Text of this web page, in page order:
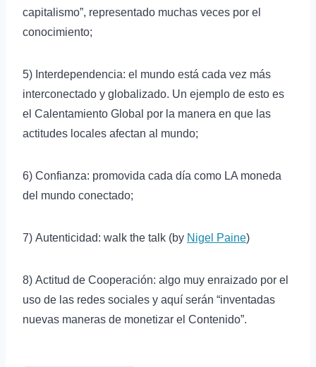
capitalismo”, representado muchas veces por el
conocimiento;
5) Interdependencia: el mundo está cada vez más
interconectado y globalizado. Un ejemplo de esto es
el Calentamiento Global por la manera en que las
actitudes locales afectan al mundo;
6) Confianza: promovida cada día como LA moneda
del mundo conectado;
7) Autenticidad: walk the talk (by Nigel Paine)
8) Actitud de Cooperación: algo muy enraizado por el
uso de las redes sociales y aquí serán “inventadas
nuevas maneras de monetizar el Contenido”.